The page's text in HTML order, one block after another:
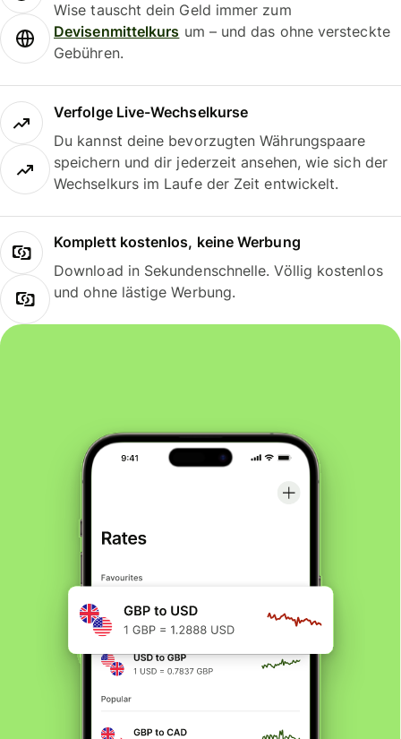
Wise tauscht dein Geld immer zum
Devisenmittelkurs um – und das ohne versteckte
Gebühren.
Verfolge Live-Wechselkurse
Du kannst deine bevorzugten Währungspaare
speichern und dir jederzeit ansehen, wie sich der
Wechselkurs im Laufe der Zeit entwickelt.
Komplett kostenlos, keine Werbung
Download in Sekundenschnelle. Völlig kostenlos
und ohne lästige Werbung.